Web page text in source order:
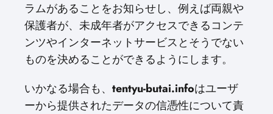
ラムがあることをお知らせし、例えば両親や
保護者が、未成年者がアクセスできるコンテ
ンツやインターネットサービスとそうでない
ものを決めることができるようにします。
いかなる場合も、 tentyu-butai.infoはユーザ
ーから提供されたデータの信憑性について責